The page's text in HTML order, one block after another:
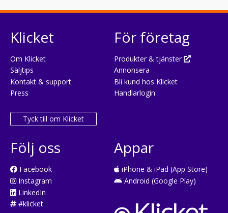
Klicket
Om Klicket
Säljtips
Kontakt & support
Press
Tyck till om Klicket
För företag
Produkter & tjänster
Annonsera
Bli kund hos Klicket
Handlarlogin
Följ oss
Facebook
Instagram
LinkedIn
#klicket
Appar
iPhone & iPad (App Store)
Android (Google Play)